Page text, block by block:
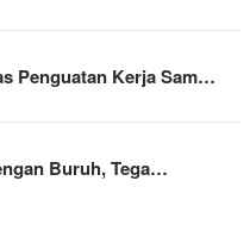
Penguatan Kerja Sam…
Buruh, Tega…